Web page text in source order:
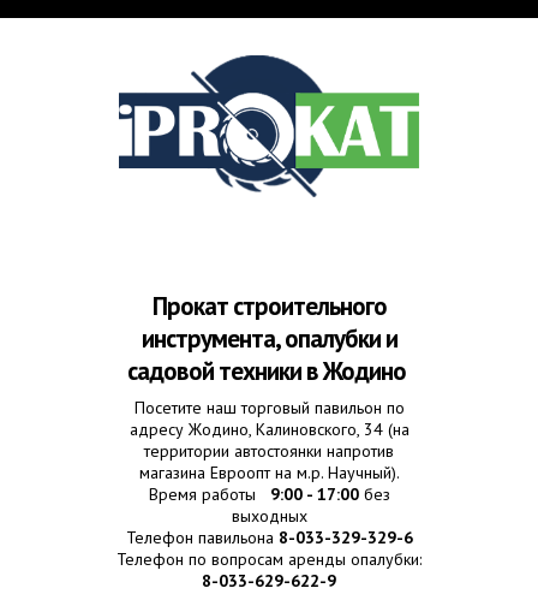
Skip to main content
инструмента в
Жодино,
Борисов,
Смолевичи.
Прокат строительного
инструмента, опалубки и
садовой техники в Жодино
Посетите наш торговый павильон по
адресу Жодино, Калиновского, 34 (на
территории автостоянки напротив
магазина Евроопт на м.р. Научный).
Время работы
9:00 - 17:00 без
выходных
Телефон павильона 8-033-329-329-6
Телефон по вопросам аренды опалубки:
8-033-629-622-9